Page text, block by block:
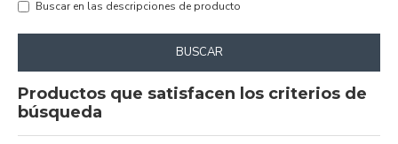
Buscar en las descripciones de producto
BUSCAR
Productos que satisfacen los criterios de
búsqueda